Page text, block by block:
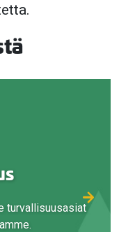
turvallisuusasiat